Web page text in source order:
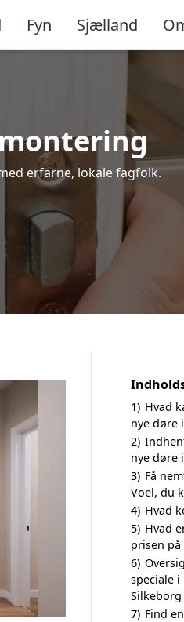
Fyn Sjælland
erfarne, lokale fagfolk.
1) Hvad
nye døre
2)
nye døre
3) Få
Voel, du
4) Hvad
5) Hvad
prisen på
6)
speciale
7) Find